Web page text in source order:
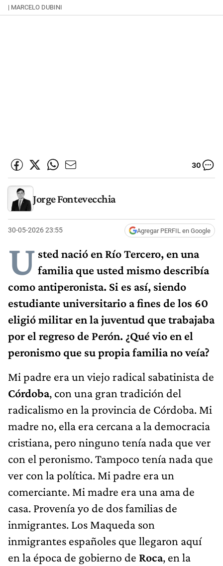
| MARCELO DUBINI
30
Jorge Fontevecchia
30-05-2026 23:55 Agregar PERFIL en Google
U sted nació en Río Tercero, en una
familia que usted mismo describía
como antiperonista. Si es así, siendo
estudiante universitario a fines de los 60
eligió militar en la juventud que trabajaba
por el regreso de Perón. ¿Qué vio en el
peronismo que su propia familia no veía?
Mi padre era un viejo radical sabatinista de
Córdoba, con una gran tradición del
radicalismo en la provincia de Córdoba. Mi
madre no, ella era cercana a la democracia
cristiana, pero ninguno tenía nada que ver
con el peronismo. Tampoco tenía nada que
ver con la política. Mi padre era un
comerciante. Mi madre era una ama de
casa. Provenía yo de dos familias de
inmigrantes. Los Maqueda son
inmigrantes españoles que llegaron aquí
en la época de gobierno de Roca, en la